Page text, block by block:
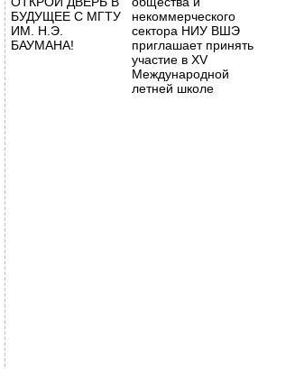
БУДУЩЕЕ С МГТУ
ИМ. Н.Э.
БАУМАНА!
некоммерческого
сектора НИУ ВШЭ
приглашает принять
участие в XV
Международной
летней школе